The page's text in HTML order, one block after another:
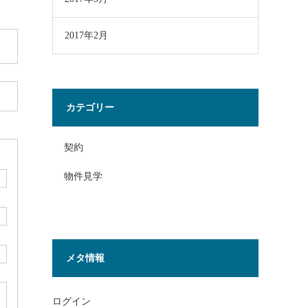
2017年2月
カテゴリー
契約
物件見学
メタ情報
ログイン